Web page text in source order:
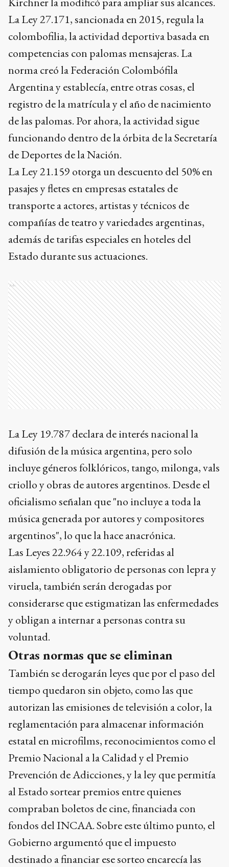
La Ley 27.171, sancionada en 2015, regula la
colombofilia, la actividad deportiva basada en
competencias con palomas mensajeras. La
norma creó la Federación Colombófila
Argentina y establecía, entre otras cosas, el
registro de la matrícula y el año de nacimiento
de las palomas. Por ahora, la actividad sigue
funcionando dentro de la órbita de la Secretaría
de Deportes de la Nación.
La Ley 21.159 otorga un descuento del 50% en
pasajes y fletes en empresas estatales de
transporte a actores, artistas y técnicos de
compañías de teatro y variedades argentinas,
además de tarifas especiales en hoteles del
Estado durante sus actuaciones.
Ads
La Ley 19.787 declara de interés nacional la
difusión de la música argentina, pero solo
incluye géneros folklóricos, tango, milonga, vals
criollo y obras de autores argentinos. Desde el
oficialismo señalan que "no incluye a toda la
música generada por autores y compositores
argentinos", lo que la hace anacrónica.
Las Leyes 22.964 y 22.109, referidas al
aislamiento obligatorio de personas con lepra y
viruela, también serán derogadas por
considerarse que estigmatizan las enfermedades
y obligan a internar a personas contra su
voluntad.
Otras normas que se eliminan
También se derogarán leyes que por el paso del
tiempo quedaron sin objeto, como las que
autorizan las emisiones de televisión a color, la
reglamentación para almacenar información
estatal en microfilms, reconocimientos como el
Premio Nacional a la Calidad y el Premio
Prevención de Adicciones, y la ley que permitía
al Estado sortear premios entre quienes
compraban boletos de cine, financiada con
fondos del INCAA. Sobre este último punto, el
Gobierno argumentó que el impuesto
destinado a financiar ese sorteo encarecía las